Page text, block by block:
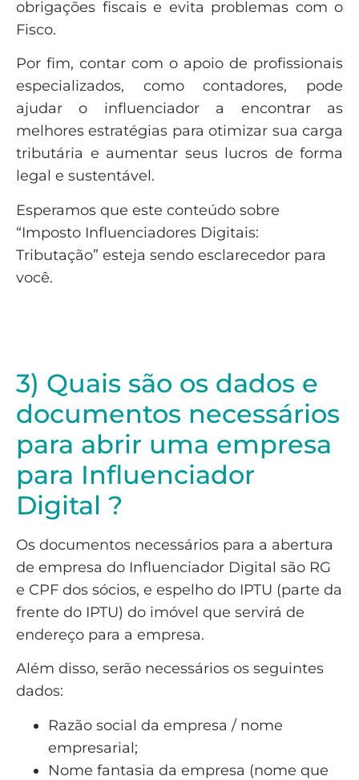
obrigações fiscais e evita problemas com o
Fisco.
Por fim, contar com o apoio de profissionais
especializados, como contadores, pode
ajudar o influenciador a encontrar as
melhores estratégias para otimizar sua carga
tributária e aumentar seus lucros de forma
legal e sustentável.
Esperamos que este conteúdo sobre
“Imposto Influenciadores Digitais:
Tributação” esteja sendo esclarecedor para
você.
3) Quais são os dados e
documentos necessários
para abrir uma empresa
para Influenciador
Digital ?
Os documentos necessários para a abertura
de empresa do Influenciador Digital são RG
e CPF dos sócios, e espelho do IPTU (parte da
frente do IPTU) do imóvel que servirá de
endereço para a empresa.
Além disso, serão necessários os seguintes
dados:
Razão social da empresa / nome
empresarial;
Nome fantasia da empresa (nome que